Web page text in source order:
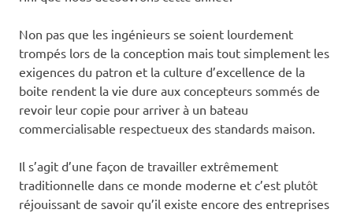
Non pas que les ingénieurs se soient lourdement
trompés lors de la conception mais tout simplement les
exigences du patron et la culture d’excellence de la
boite rendent la vie dure aux concepteurs sommés de
revoir leur copie pour arriver à un bateau
commercialisable respectueux des standards maison.
Il s’agit d’une façon de travailler extrêmement
traditionnelle dans ce monde moderne et c’est plutôt
réjouissant de savoir qu’il existe encore des entreprises